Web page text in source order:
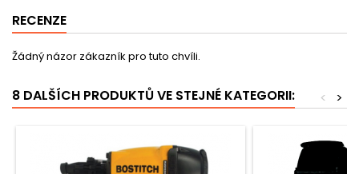
RECENZE
Žádný názor zákazník pro tuto chvíli.
8 DALŠÍCH PRODUKTŮ VE STEJNÉ KATEGORII: >
<